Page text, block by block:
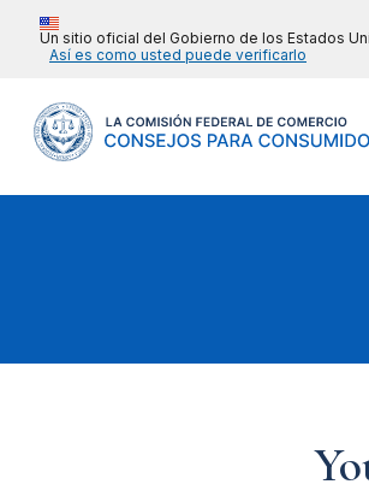
Un sitio oficial del Gobierno de los Estados
Así es como usted puede verificarlo